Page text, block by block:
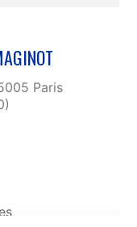
Paris